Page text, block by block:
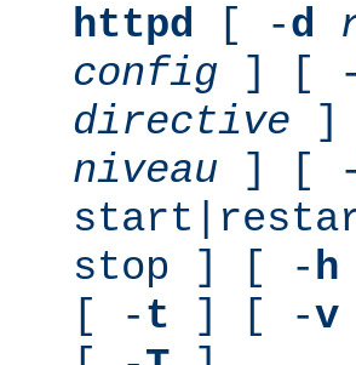
httpd [ -d
config ] [ -
directive ]
niveau ] [ -
stop ] [ -h
[ -t ] [ -v